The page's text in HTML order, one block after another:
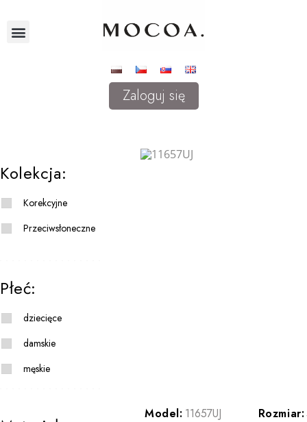
Zaloguj się
Kolekcja:
Korekcyjne
Przeciwsłoneczne
Płeć:
dziecięce
damskie
męskie
Model: 11657UJ Rozmiar: